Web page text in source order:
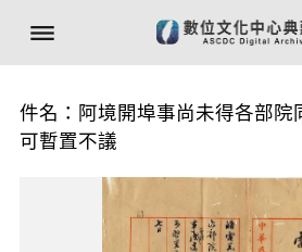
件名：阿境開埠事尚未得各部院
可暫置不議